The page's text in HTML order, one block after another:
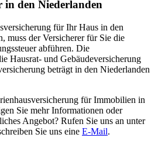
in den Niederlanden
für Ihr Haus in den
muss der Versicherer für Sie die
abführen. Die
Hausrat- und Gebäudeversicherung
beträgt in den Niederlanden
für Immobilien in
Sie mehr Informationen oder
Angebot? Rufen Sie uns an unter
Sie uns eine E-Mail.